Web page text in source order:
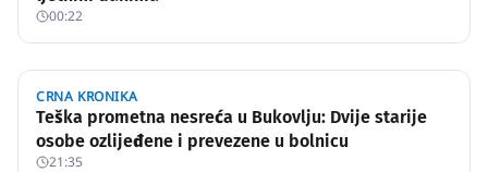
00:22
CRNA KRONIKA
Teška prometna nesreća u Bukovlju: Dvije starije
osobe ozlijeđene i prevezene u bolnicu
21:35